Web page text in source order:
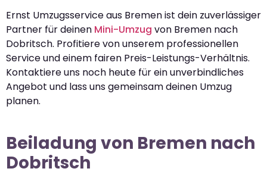
Ernst Umzugsservice aus Bremen ist dein zuverlässiger
Partner für deinen Mini-Umzug von Bremen nach
Dobritsch. Profitiere von unserem professionellen
Service und einem fairen Preis-Leistungs-Verhältnis.
Kontaktiere uns noch heute für ein unverbindliches
Angebot und lass uns gemeinsam deinen Umzug
planen.
Beiladung von Bremen nach
Dobritsch